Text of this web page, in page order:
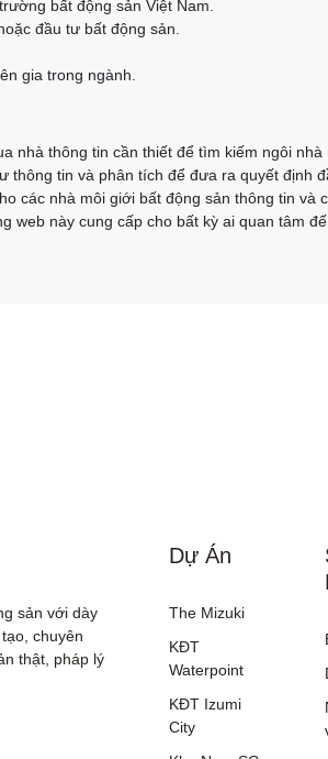
bất động sản Việt Nam.
đầu tư bất động sản.
gia trong ngành.
nhà thông tin cần thiết để tìm kiếm ngôi nhà
thông tin và phân tích để đưa ra quyết định
các nhà môi giới bất động sản thông tin
web này cung cấp cho bất kỳ ai quan tâm
sản với dày
chuyên
thật, pháp lý
Dự Án
The Mizuki
KĐT
Waterpoint
KĐT Izumi
City